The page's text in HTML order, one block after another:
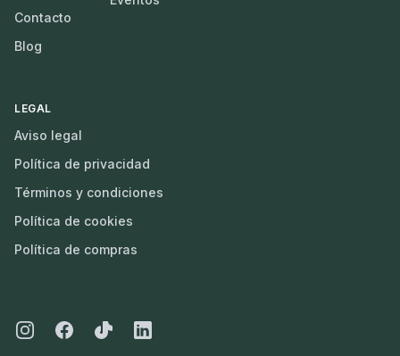
Contacto
Blog
LEGAL
Aviso legal
Política de privacidad
Términos y condiciones
Política de cookies
Política de compras
InstagramFacebook
Tiktok Linkedin